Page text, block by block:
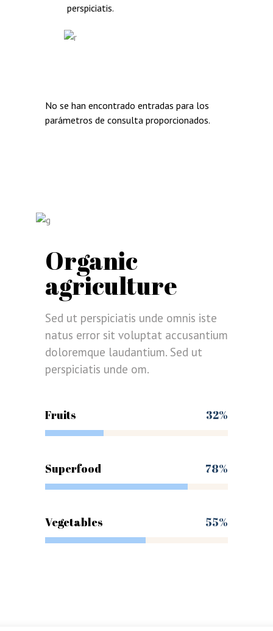
perspiciatis.
No se han encontrado entradas para los
parámetros de consulta proporcionados.
Organic
agriculture
Sed ut perspiciatis unde omnis iste
natus error sit voluptat accusantium
doloremque laudantium. Sed ut
perspiciatis unde om.
Fruits 32%
Superfood 78%
Vegetables 55%